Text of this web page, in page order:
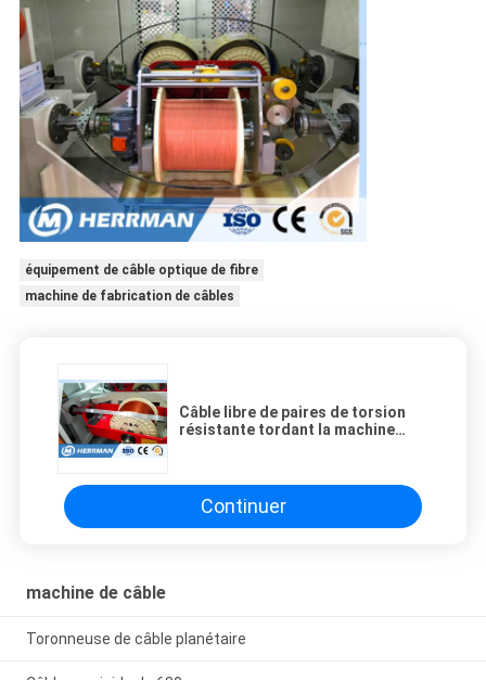
équipement de câble optique de fibre
machine de fabrication de câbles
Câble libre de paires de torsion
résistante tordant la machine
Continuer
machine de câble
Toronneuse de câble planétaire